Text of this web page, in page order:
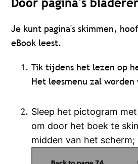
Je kunt pagina's skimmen,
eBook leest.
Tik tijdens het lezen op
Het leesmenu zal worden
Sleep het pictogram
om door het boek te
midden van het scherm;